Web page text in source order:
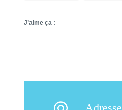
J’aime ça :